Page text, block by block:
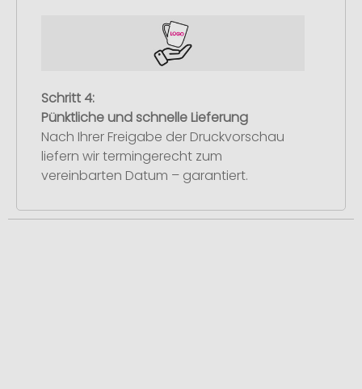
Schritt 4:
Pünktliche und schnelle Lieferung
Nach Ihrer Freigabe der Druckvorschau
liefern wir termingerecht zum
vereinbarten Datum – garantiert.